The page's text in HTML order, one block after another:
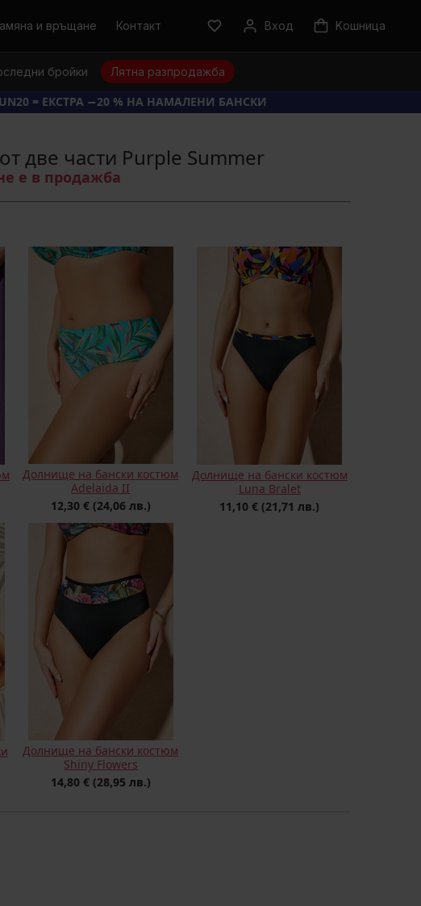
и връщане Контакт Вход Kошница
бройки Лятна разпродажба
= ЕКСТРА −20 % НА НАМАЛЕНИ БАНСКИ
две части Purple Summer
е в продажба
Долнище на бански костюм
Adelaida II
12,30 € (24,06 лв.)
Долнище на бански костюм
Luna Bralet
11,10 € (21,71 лв.)
Долнище на бански костюм
Shiny Flowers
14,80 € (28,95 лв.)